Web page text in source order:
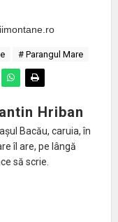
# Parangul Mare
Hriban
Bacău, caruia, în
îl are, pe lângă
să scrie.